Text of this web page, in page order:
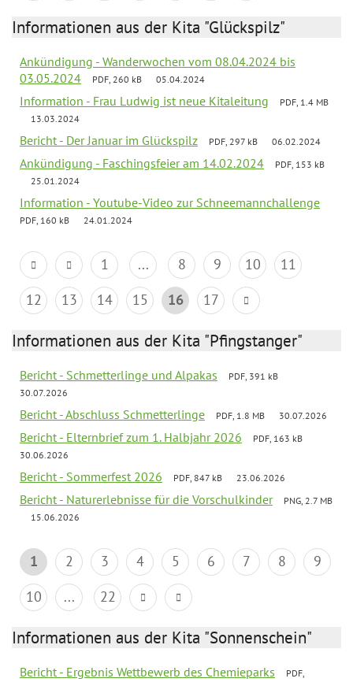
Informationen aus der Kita "Glückspilz"
Ankündigung - Wanderwochen vom 08.04.2024 bis
03.05.2024
PDF, 260 kB 05.04.2024
Information - Frau Ludwig ist neue Kitaleitung
PDF, 1.4 MB
13.03.2024
Bericht - Der Januar im Glückspilz PDF, 297 kB 06.02.2024
Ankündigung - Faschingsfeier am 14.02.2024
PDF, 153 kB
25.01.2024
Information - Youtube-Video zur Schneemannchallenge
PDF, 160 kB 24.01.2024
1 ... 8 9 10
11
12
13 14 15 16 17
Informationen aus der Kita "Pfingstanger"
Bericht - Schmetterlinge und Alpakas
PDF, 391 kB
30.07.2026
Bericht - Abschluss Schmetterlinge PDF, 1.8 MB 30.07.2026
Bericht - Elternbrief zum 1. Halbjahr 2026
PDF, 163 kB
30.06.2026
Bericht - Sommerfest 2026 PDF, 847 kB 23.06.2026
Bericht - Naturerlebnisse für die Vorschulkinder
PNG, 2.7 MB
15.06.2026
1 2 3 4 5 6 7 8
9
10
... 22
Informationen aus der Kita "Sonnenschein"
Bericht - Ergebnis Wettbewerb des Chemieparks
PDF,